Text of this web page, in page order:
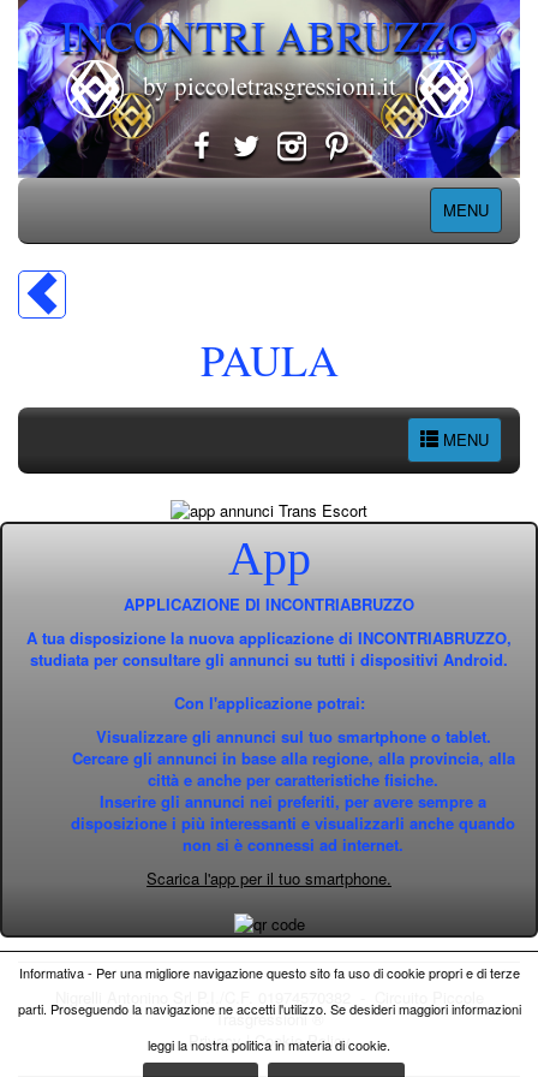
INCONTRI ABRUZZO
by piccoletrasgressioni.it
MENU
PAULA
MENU
App
APPLICAZIONE DI INCONTRIABRUZZO
A tua disposizione la nuova applicazione di INCONTRIABRUZZO,
studiata per consultare gli annunci su tutti i dispositivi Android.
Con l'applicazione potrai:
Visualizzare gli annunci sul tuo smartphone o tablet.
Cercare gli annunci in base alla regione, alla provincia, alla
città e anche per caratteristiche fisiche.
Inserire gli annunci nei preferiti, per avere sempre a
disposizione i più interessanti e visualizzarli anche quando
non si è connessi ad internet.
Scarica l'app per il tuo smartphone.
Trasgressioni ®
Privacy|Cookie Policy
Informativa - Per una migliore navigazione questo sito fa uso di cookie propri e di terze
parti. Proseguendo la navigazione ne accetti l'utilizzo. Se desideri maggiori informazioni
leggi la nostra politica in materia di cookie.